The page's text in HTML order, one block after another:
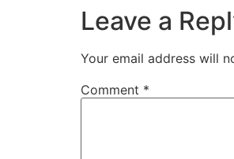
Leave a
Your email address will
Comment *